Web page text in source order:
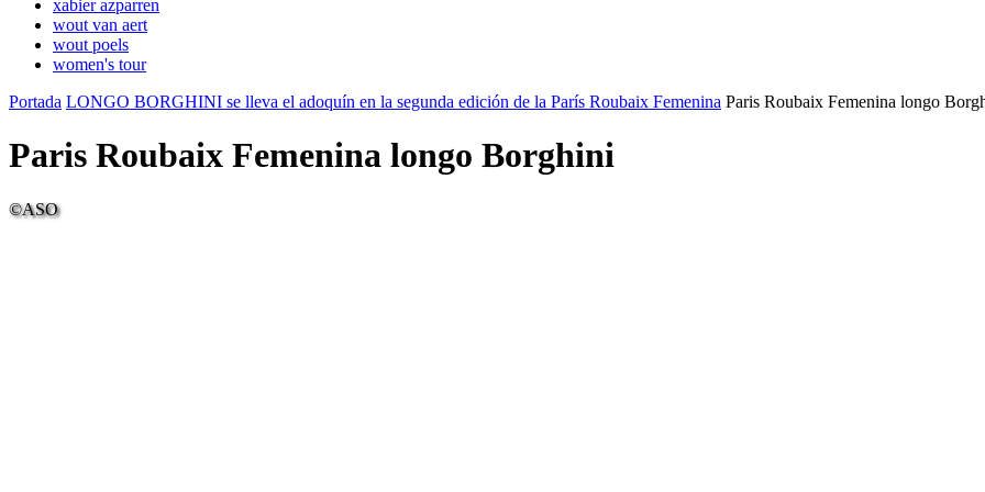
xabier azparren
wout van aert
wout poels
women's tour
Portada LONGO BORGHINI se lleva el adoquín en la segunda edición de la París Roubaix Femenina Paris Roubaix Femenina longo
Paris Roubaix Femenina longo Borghini
©ASO